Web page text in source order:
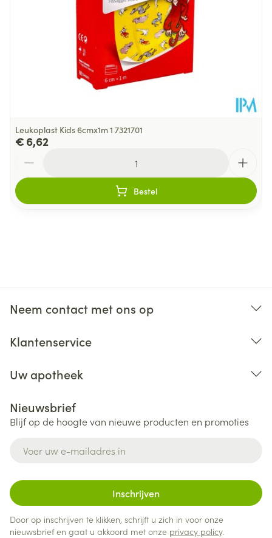
Leukoplast Kids 6cmx1m 1 7321701
€ 6,62
Bestel
Neem contact met ons op
Klantenservice
Uw apotheek
Nieuwsbrief
Blijf op de hoogte van nieuwe producten en promoties
Inschrijven
Door op inschrijven te klikken, schrijft u zich in voor onze
nieuwsbrief en gaat u akkoord met onze privacy policy.